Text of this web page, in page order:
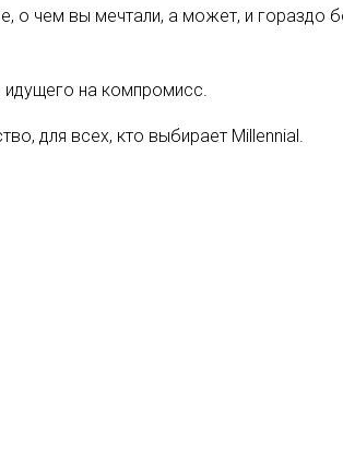
о чем вы мечтали, а может, и гораздо
идущего на компромисс.
для всех, кто выбирает Millennial.